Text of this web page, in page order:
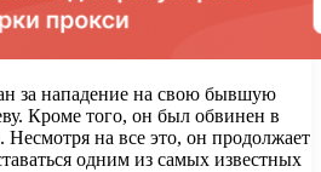
за нападение на свою бывшую
Кроме того, он был обвинен в
Несмотря на все это, он продолжает
одним из самых известных